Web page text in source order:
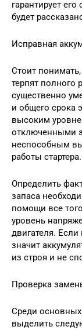
гарантирует
будет
Исправная
Стоит
терпят полного
существенно
и общего срока
высоким
отключенными
неспособным
работы
Определить
запаса
помощи все
уровень
двигателя.
значит
из строя и не
Проверка
Среди
выделить